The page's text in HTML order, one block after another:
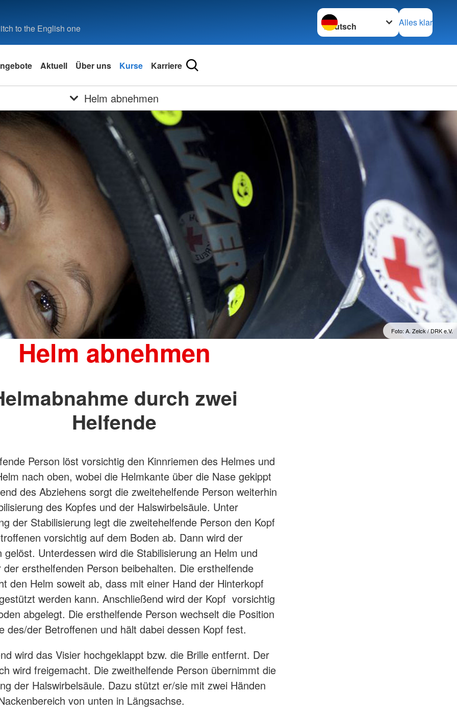
to the English one
Sprache wechseln zu
Alles klar
Aktuell Über uns Kurse Karriere
Helm abnehmen
Foto: A. Zelck / DRK e.V.
Helm abnehmen
durch zwei
Helfende
Person löst vorsichtig den Kinnriemen des Helmes und
nach oben, wobei die Helmkante über die Nase gekippt
des Abziehens sorgt die zweitehelfende Person weiterhin
des Kopfes und der Halswirbelsäule. Unter
der Stabilisierung legt die zweitehelfende Person den Kopf
vorsichtig auf dem Boden ab. Dann wird der
gelöst. Unterdessen wird die Stabilisierung an Helm und
ersthelfenden Person beibehalten. Die ersthelfende
den Helm soweit ab, dass mit einer Hand der Hinterkopf
werden kann. Anschließend wird der Kopf vorsichtig
abgelegt. Die ersthelfende Person wechselt die Position
des/der Betroffenen und hält dabei dessen Kopf fest.
wird das Visier hochgeklappt bzw. die Brille entfernt. Der
wird freigemacht. Die zweithelfende Person übernimmt die
der Halswirbelsäule. Dazu stützt er/sie mit zwei Händen
von unten in Längsachse.